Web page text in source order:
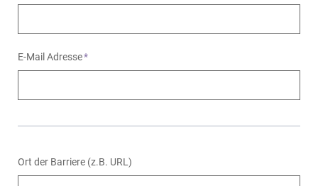
E-Mail Adresse*
Ort der Barriere (z.B. URL)